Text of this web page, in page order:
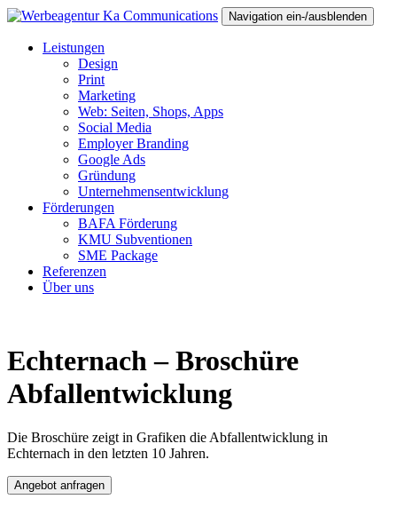
Navigation ein-/ausblenden
Leistungen
Design
Print
Marketing
Web: Seiten, Shops, Apps
Social Media
Employer Branding
Google Ads
Gründung
Unternehmensentwicklung
Förderungen
BAFA Förderung
KMU Subventionen
SME Package
Referenzen
Über uns
Echternach – Broschüre
Abfallentwicklung
Die Broschüre zeigt in Grafiken die Abfallentwicklung in
Echternach in den letzten 10 Jahren.
Angebot anfragen